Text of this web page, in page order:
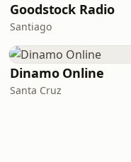
Goodstock Radio
Santiago
Dinamo Online
Santa Cruz